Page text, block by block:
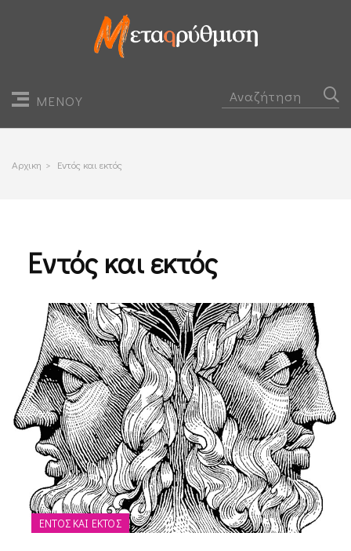
ΜΕΝΟΥ
Αρχικη > Εντός και εκτός
Εντός και εκτός
ΕΝΤΌΣ ΚΑΙ ΕΚΤΌΣ